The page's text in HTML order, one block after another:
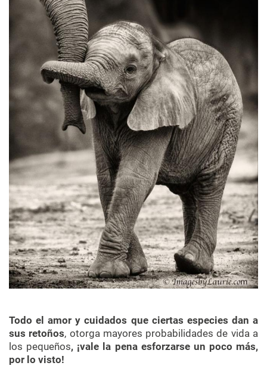
Todo el amor y cuidados que ciertas especies dan a
sus retoños, otorga mayores probabilidades de vida a
los pequeños, ¡vale la pena esforzarse un poco más,
por lo visto!